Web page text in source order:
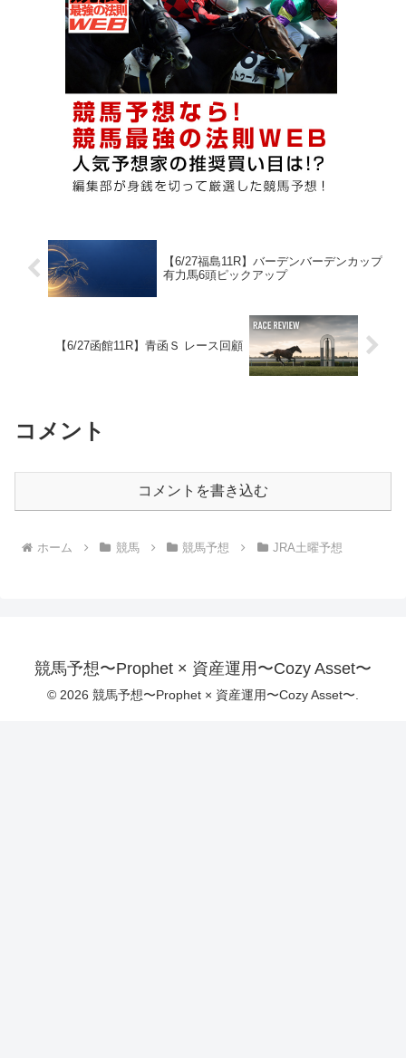
【6/27福島11R】バーデンバーデンカップ
有力馬6頭ピックアップ
【6/27函館11R】青函Ｓ レース回顧
コメント
コメントを書き込む
ホーム 競馬 競馬予想 JRA土曜予想
競馬予想〜Prophet × 資産運用〜Cozy Asset〜
© 2026 競馬予想〜Prophet × 資産運用〜Cozy Asset〜.